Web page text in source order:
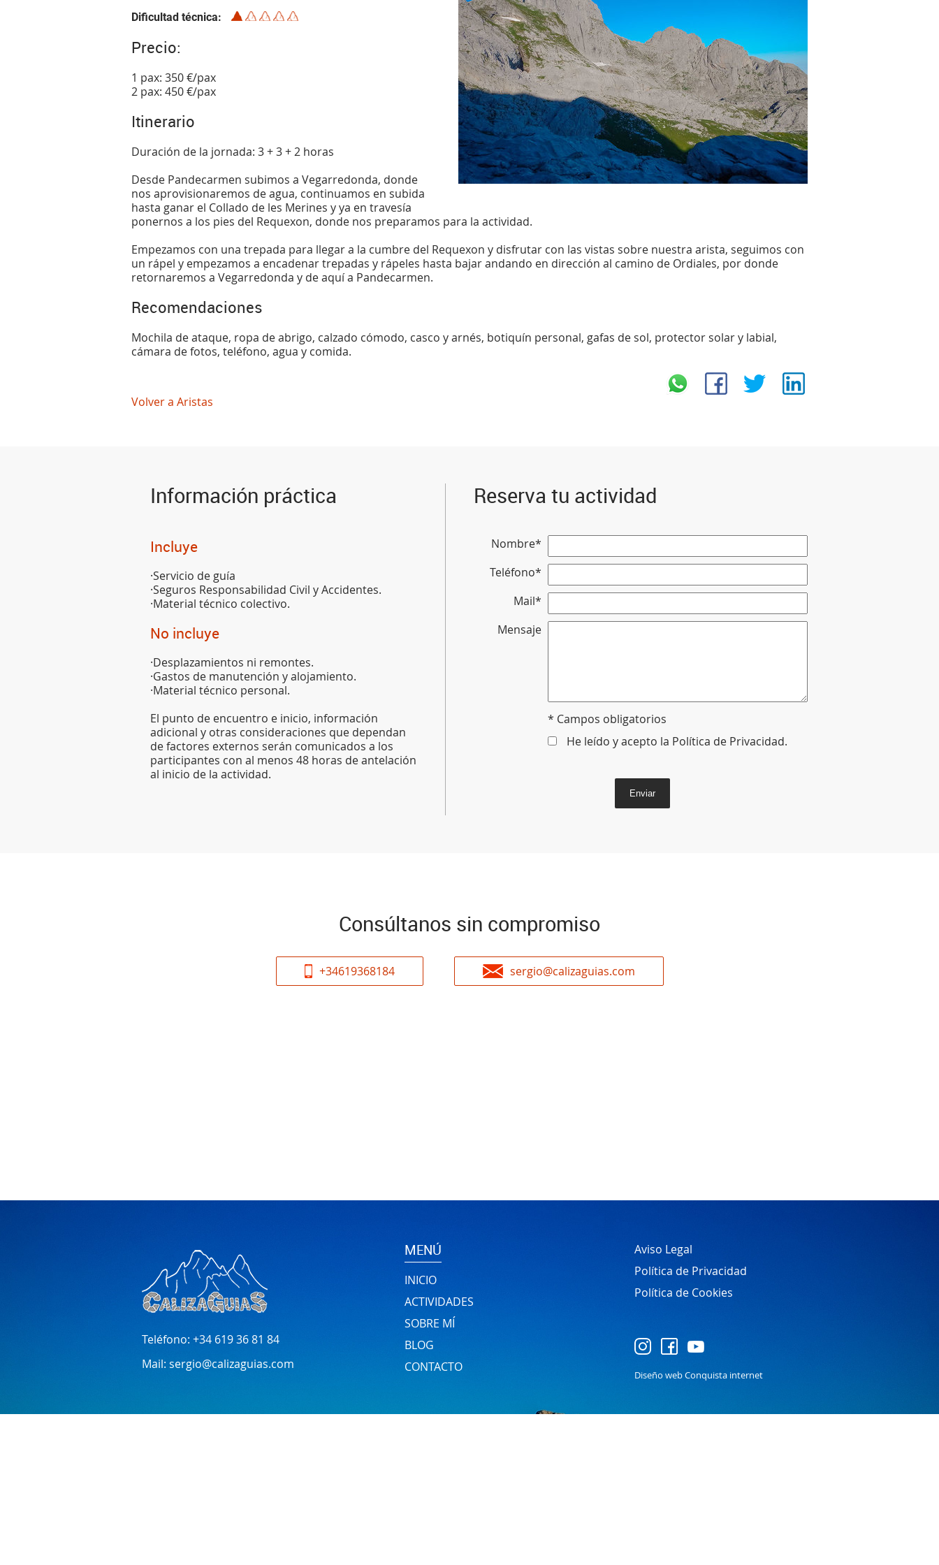
Dificultad técnica
Precio:
1 pax: 350 €/pax
2 pax: 450 €/pax
Itinerario
Duración de la jornada: 3 + 3 + 2 horas
Desde Pandecarmen subimos a Vegarredonda, donde
nos aprovisionaremos de agua, continuamos en subida
hasta ganar el Collado de les Merines y ya en travesía
ponernos a los pies del Requexon, donde nos preparamos para la actividad.
Empezamos con una trepada para llegar a la cumbre del Requexon y disfrutar con las vistas sobre nuestra arista, seguimos con
un rápel y empezamos a encadenar trepadas y rápeles hasta bajar andando en dirección al camino de Ordiales, por donde
retornaremos a Vegarredonda y de aquí a Pandecarmen.
Recomendaciones
Mochila de ataque, ropa de abrigo, calzado cómodo, casco y arnés, botiquín personal, gafas de sol, protector solar y labial,
cámara de fotos, teléfono, agua y comida.
Volver a Aristas
Información práctica
Incluye
·Servicio de guía
·Seguros Responsabilidad Civil y Accidentes.
·Material técnico colectivo.
No incluye
·Desplazamientos ni remontes.
·Gastos de manutención y alojamiento.
·Material técnico personal.
El punto de encuentro e inicio, información
adicional y otras consideraciones que dependan
de factores externos serán comunicados a los
participantes con al menos 48 horas de antelación
al inicio de la actividad.
Reserva tu actividad
Nombre*
Teléfono*
Mail*
Mensaje
* Campos obligatorios
He leído y acepto la Política de Privacidad.
Enviar
Consúltanos sin compromiso
+34619368184 sergio@calizaguias.com
Teléfono: +34 619 36 81 84
Mail: sergio@calizaguias.com
MENÚ
INICIO
ACTIVIDADES
SOBRE MÍ
BLOG
CONTACTO
Aviso Legal
Política de Privacidad
Política de Cookies
Diseño web Conquista internet